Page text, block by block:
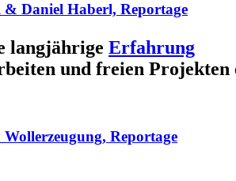
Daniel Haberl, Reportage
langjährige Erfahrung
und freien Projekten
Reportage